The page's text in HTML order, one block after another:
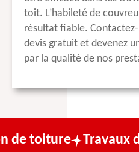
toit. L’habileté de
résultat fiable.
devis gratuit et devenez
par la qualité de nos
Travaux de